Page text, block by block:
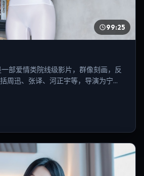
99:25
部爱情类院线级影片，群像刻画，反
周迅、张译、河正宇等，导演为宁